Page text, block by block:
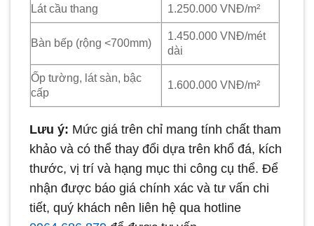
Lát cầu thang 1.250.000 VNĐ/m²
Bàn bếp (rộng <700mm)
1.450.000 VNĐ/mét
dài
Ốp tường, lát sàn, bậc
cấp
1.600.000 VNĐ/m²
Lưu ý: Mức giá trên chỉ mang tính chất tham
khảo và có thể thay đổi dựa trên khổ đá, kích
thước, vị trí và hạng mục thi công cụ thể. Để
nhận được báo giá chính xác và tư vấn chi
tiết, quý khách nên liên hệ qua hotline